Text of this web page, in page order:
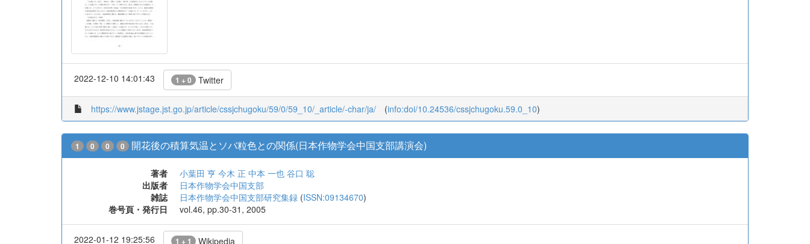
2022-12-10 14:01:43 1 + 0 Twitter
https://www.jstage.jst.go.jp/article/cssjchugoku/59/0/59_10/_article/-char/ja/ (info:doi/10.24536/cssjchugoku.59.0_10)
1 0 0 0 開花後の積算気温とソバ粒色との関係(日本作物学会中国支部講演会)
著者 小葉田 亨 今木 正 中本 一也 谷口 聡
出版者
日本作物学会中国支部
雑誌
日本作物学会中国支部研究集録 (ISSN:09134670)
巻号頁・発行日
vol.46, pp.30-31, 2005
2022-01-12 19:25:56 1 + 1 Wikipedia